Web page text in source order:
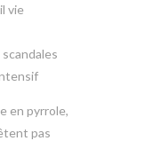
vie
en pyrrole,
pas